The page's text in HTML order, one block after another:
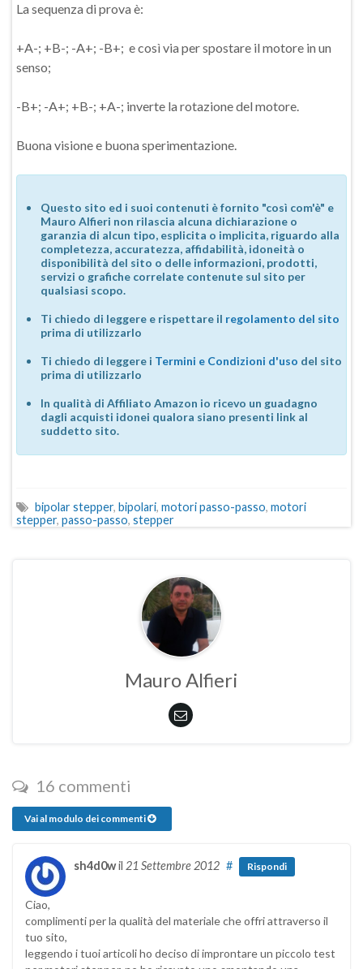
La sequenza di prova è:
+A-; +B-; -A+; -B+; e così via per spostare il motore in un
senso;
-B+; -A+; +B-; +A-; inverte la rotazione del motore.
Buona visione e buona sperimentazione.
Questo sito ed i suoi contenuti è fornito "così com'è" e
Mauro Alfieri non rilascia alcuna dichiarazione o
garanzia di alcun tipo, esplicita o implicita, riguardo alla
completezza, accuratezza, affidabilità, idoneità o
disponibilità del sito o delle informazioni, prodotti,
servizi o grafiche correlate contenute sul sito per
qualsiasi scopo.
Ti chiedo di leggere e rispettare il regolamento del sito
prima di utilizzarlo
Ti chiedo di leggere i Termini e Condizioni d'uso del sito
prima di utilizzarlo
In qualità di Affiliato Amazon io ricevo un guadagno
dagli acquisti idonei qualora siano presenti link al
suddetto sito.
bipolar stepper, bipolari, motori passo-passo, motori
stepper, passo-passo, stepper
Mauro Alfieri
16 commenti
Vai al modulo dei commenti
sh4d0wil 21 Settembre 2012 # Rispondi
Ciao,
complimenti per la qualità del materiale che offri attraverso il
tuo sito,
leggendo i tuoi articoli ho deciso di improntare un piccolo test